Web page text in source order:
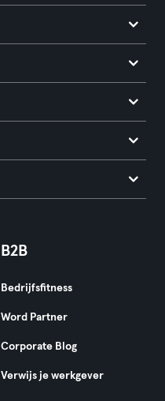
B2B
Bedrijfsfitness
Word Partner
Corporate Blog
Verwijs je werkgever